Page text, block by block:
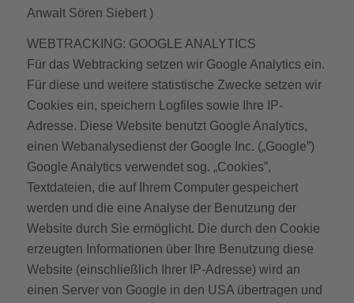
Anwalt Sören Siebert )
WEBTRACKING: GOOGLE ANALYTICS
Für das Webtracking setzen wir Google Analytics ein.
Für diese und weitere statistische Zwecke setzen wir
Cookies ein, speichern Logfiles sowie Ihre IP-
Adresse. Diese Website benutzt Google Analytics,
einen Webanalysedienst der Google Inc. („Google”)
Google Analytics verwendet sog. „Cookies”,
Textdateien, die auf Ihrem Computer gespeichert
werden und die eine Analyse der Benutzung der
Website durch Sie ermöglicht. Die durch den Cookie
erzeugten Informationen über Ihre Benutzung diese
Website (einschließlich Ihrer IP-Adresse) wird an
einen Server von Google in den USA übertragen und